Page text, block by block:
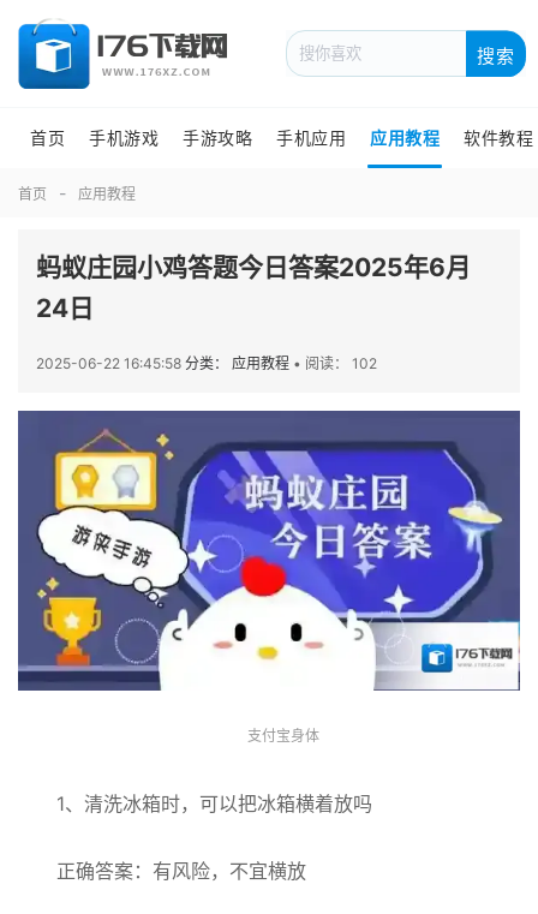
搜索
首页 手机游戏 手游攻略 手机应用 应用教程 软件教程
首页 应用教程
蚂蚁庄园小鸡答题今日答案2025年6月
24日
2025-06-22 16:45:58 分类： 应用教程 • 阅读： 102
支付宝身体
1、清洗冰箱时，可以把冰箱横着放吗
正确答案：有风险，不宜横放